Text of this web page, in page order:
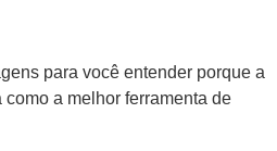
para você entender porque a
como a melhor ferramenta de